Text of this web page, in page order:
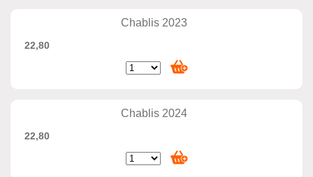
Chablis 2023
22,80
Chablis 2024
22,80